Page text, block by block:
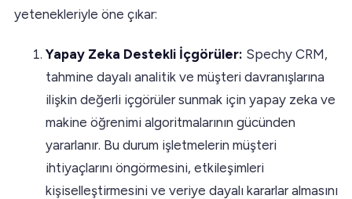
yetenekleriyle öne çıkar:
Yapay Zeka Destekli İçgörüler: Spechy CRM,
tahmine dayalı analitik ve müşteri davranışlarına
ilişkin değerli içgörüler sunmak için yapay zeka ve
makine öğrenimi algoritmalarının gücünden
yararlanır. Bu durum işletmelerin müşteri
ihtiyaçlarını öngörmesini, etkileşimleri
kişiselleştirmesini ve veriye dayalı kararlar almasını